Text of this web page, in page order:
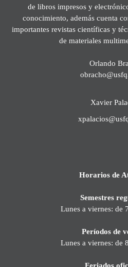
de libros impresos y
conocimiento, además cuenta
importantes revistas científicas y
de materiales
Orlando
Xavier
Horarios de
Semestres
Lunes a viernes: de
Períodos de
Lunes a viernes: de
Feriados